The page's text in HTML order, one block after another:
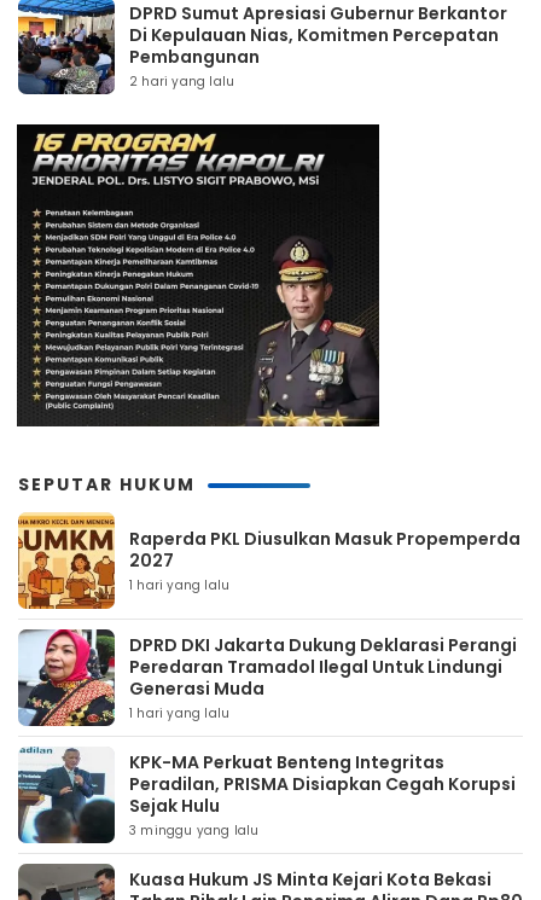
DPRD Sumut Apresiasi Gubernur Berkantor
Di Kepulauan Nias, Komitmen Percepatan
Pembangunan
2 hari yang lalu
SEPUTAR HUKUM
Raperda PKL Diusulkan Masuk Propemperda
2027
1 hari yang lalu
DPRD DKI Jakarta Dukung Deklarasi Perangi
Peredaran Tramadol Ilegal Untuk Lindungi
Generasi Muda
1 hari yang lalu
KPK-MA Perkuat Benteng Integritas
Peradilan, PRISMA Disiapkan Cegah Korupsi
Sejak Hulu
3 minggu yang lalu
Kuasa Hukum JS Minta Kejari Kota Bekasi